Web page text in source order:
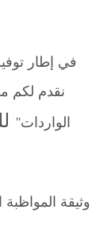
في إطار
نقدم لكم
الواردات''
وثيقة